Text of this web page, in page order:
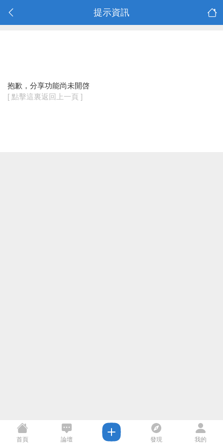
提示資訊
抱歉，分享功能尚未開啓
[ 點擊這裏返回上一頁 ]
首頁 論壇 發現 我的